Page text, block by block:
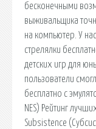
бесконечными
выживальщика
на компьютер. У
стрелялки
детских игр для
пользователи
бесплатно с
NES) Рейтинг
Subsistence